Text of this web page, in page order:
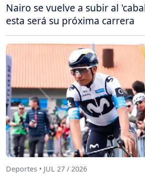
Nairo se vuelve a subir al
esta será su próxima carrera
Deportes • JUL 27 / 2026